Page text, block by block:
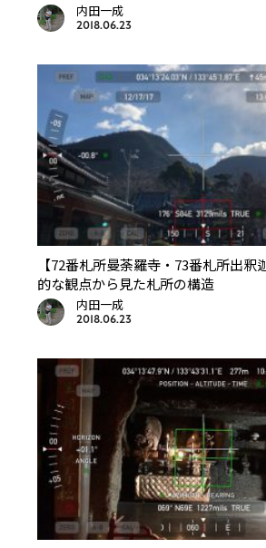
内田一成
2018.06.23
【72番札所曼荼羅寺・73番札所出釈
的な観点から見た札所の構造
内田一成
2018.06.23